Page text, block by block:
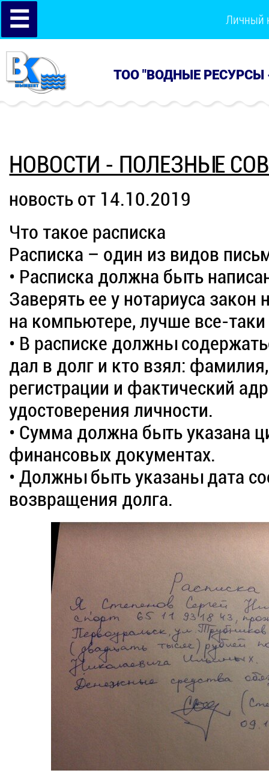
☰ Личный
ТОО "ВОДНЫЕ РЕСУРСЫ
НОВОСТИ - ПОЛЕЗНЫЕ
новость от 14.10.2019
Что такое расписка
Расписка – один из видов
• Расписка должна быть
Заверять ее у нотариуса закон
на компьютере, лучше все-таки
• В расписке должны
дал в долг и кто взял:
регистрации и фактический
удостоверения личности.
• Сумма должна быть указана
финансовых документах.
• Должны быть указаны дата
возвращения долга.